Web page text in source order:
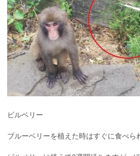
ビルベリー
ブルーベリーを植えた時はすぐに食べら